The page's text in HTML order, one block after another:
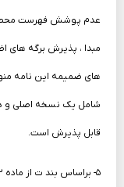
عدم پوشش فهرست
مبدا ، پذیرش برگه های
های ضمیمه این نامه
شامل یک نسخه اصلی و
قابل پذیرش است.